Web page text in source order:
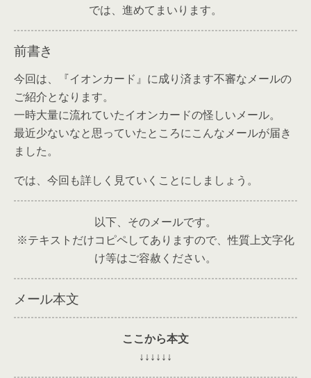
では、進めてまいります。
前書き
今回は、『イオンカード』に成り済ます不審なメールの
ご紹介となります。
一時大量に流れていたイオンカードの怪しいメール。
最近少ないなと思っていたところにこんなメールが届き
ました。
では、今回も詳しく見ていくことにしましょう。
以下、そのメールです。
※テキストだけコピペしてありますので、性質上文字化
け等はご容赦ください。
メール本文
ここから本文
↓↓↓↓↓↓